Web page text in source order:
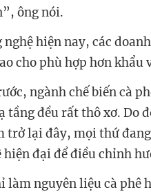
ông nói.
hiện nay, các
cho phù hợp hơn khẩu
ngành chế biến cà
tầng đều rất thô xơ. Do
trở lại đây, mọi thứ
đại để điều chỉnh
làm nguyên liệu cà phê